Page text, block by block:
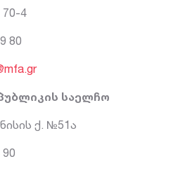
70-4
80
საელჩო
ქ. №51ა